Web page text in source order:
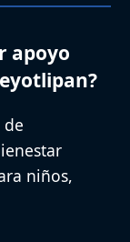
apoyo
de
niños,